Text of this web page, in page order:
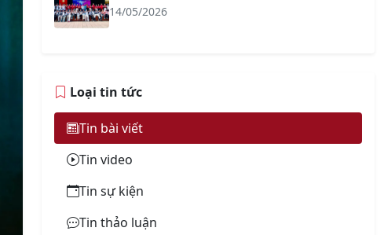
14/05/2026
Loại tin tức
Tin bài viết
Tin video
Tin sự kiện
Tin thảo luận